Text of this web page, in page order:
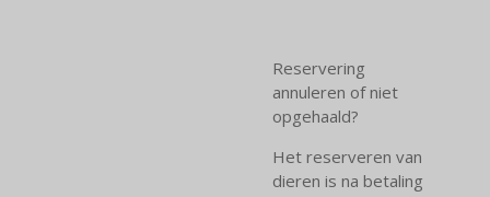
Reservering
annuleren of niet
opgehaald?
Het reserveren van
dieren is na betaling